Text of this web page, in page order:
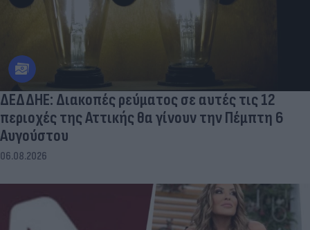
ΔΕΔΔΗΕ: Διακοπές ρεύματος σε αυτές τις 12
περιοχές της Αττικής θα γίνουν την Πέμπτη 6
Αυγούστου
06.08.2026